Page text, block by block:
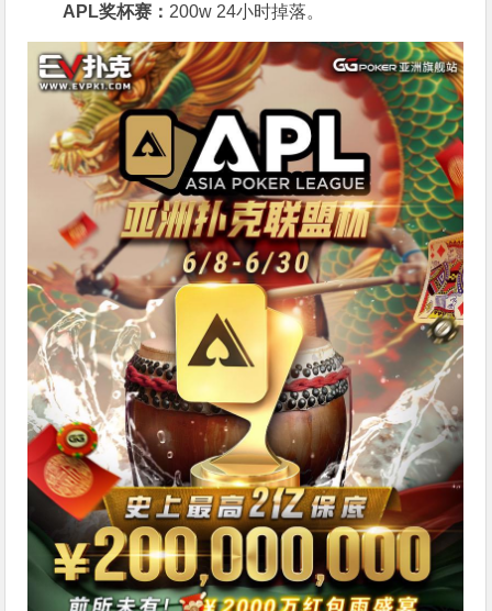
APL奖杯赛： 200w 24小时掉落。